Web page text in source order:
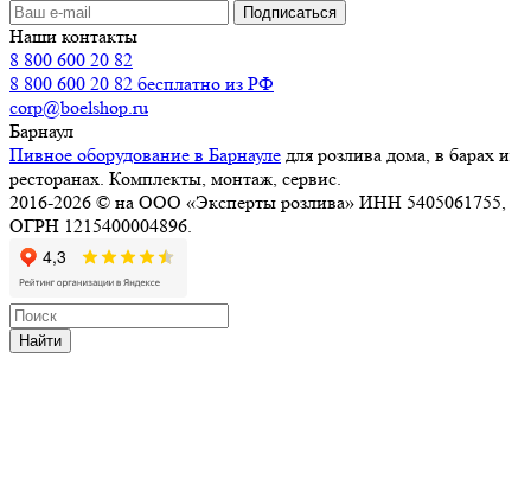
Наши контакты
8 800 600 20 82
8 800 600 20 82 бесплатно из РФ
corp@boelshop.ru
Барнаул
Пивное оборудование в Барнауле для розлива дома, в барах и
ресторанах. Комплекты, монтаж, сервис.
2016-2026 © на ООО «Эксперты розлива» ИНН 5405061755,
ОГРН 1215400004896.
Найти